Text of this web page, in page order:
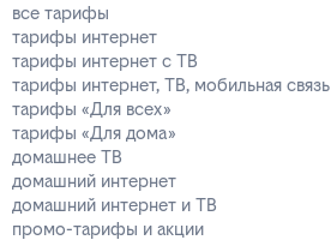
все тарифы
тарифы интернет
тарифы интернет с ТВ
тарифы интернет, ТВ, мобильная связь
тарифы «Для всех»
тарифы «Для дома»
домашнее ТВ
домашний интернет
домашний интернет и ТВ
промо-тарифы и акции